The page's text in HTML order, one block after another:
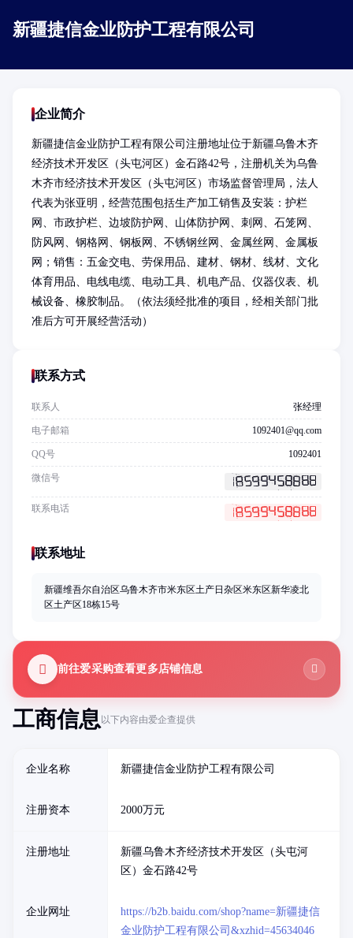
新疆捷信金业防护工程有限公司
工商信息以下内容由爱企查提供
企业名称 新疆捷信金业防护工程有限公司
注册资本 2000万元
注册地址
新疆乌鲁木齐经济技术开发区（头屯河
区）金石路42号
企业网址
https://b2b.baidu.com/shop?name=新疆捷信
金业防护工程有限公司&xzhid=45634046
企业简介
新疆捷信金业防护工程有限公司注册地址位于新疆乌鲁木齐
经济技术开发区（头屯河区）金石路42号，注册机关为乌鲁
木齐市经济技术开发区（头屯河区）市场监督管理局，法人
代表为张亚明，经营范围包括生产加工销售及安装：护栏
网、市政护栏、边坡防护网、山体防护网、刺网、石笼网、
防风网、钢格网、钢板网、不锈钢丝网、金属丝网、金属板
网；销售：五金交电、劳保用品、建材、钢材、线材、文化
体育用品、电线电缆、电动工具、机电产品、仪器仪表、机
械设备、橡胶制品。（依法须经批准的项目，经相关部门批
准后方可开展经营活动）
联系方式
联系人 张经理
电子邮箱 1092401@qq.com
QQ号 1092401
微信号
联系电话
联系地址
新疆维吾尔自治区乌鲁木齐市米东区土产日杂区米东区新华凌北
区土产区18栋15号
前往爱采购查看更多店铺信息